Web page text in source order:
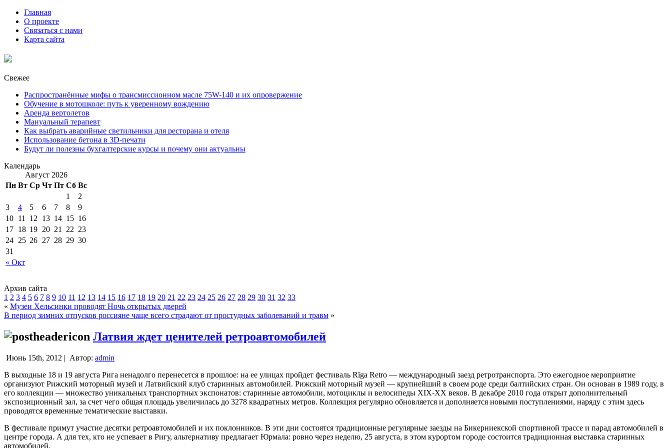
Главная
О проекте
Связаться с нами
Карта сайта
Свежее
Распространённые мифы о трансмиссионном масле 75W-140 и их опровержение
Обучение в мотошколе: путь к уверенному вождению
Аренда вертолетов
Мануальный терапевт
Как выбрать аварийные светильники для ресторана и отеля
Использование бетона в 3D-печати
Будут ли полезны бухгалтерские курсы и почему они актуальны
Календарь
Август 2026
Пн Вт Ср Чт Пт Сб Вс
« Окт
1
2
3
4 5 6 7 8
9
10 11 12 13 14 15 16
17 18 19 20 21 22 23
24 25 26 27 28 29 30
31
Архив сайта
1 2 3 4 5 6 7 8 9 10 11 12 13 14 15 16 17 18 19 20 21 22 23 24 25 26 27 28 29 30 31 32 33
« Музеи Хельсинки проводят Ночь открытых дверей
В период зимних отпусков россияне чаще всего страдают от простудных заболеваний и травм »
Латвия ждет ценителей ретроавтомобилей
Июнь 15th, 2012 | Автор: admin
В выходные 18 и 19 августа Рига ненадолго перенесется в прошлое: на ее улицах пройдет фестиваль Rīga Retro — международный заезд ретротранспорта. Это ежегодное мероприятие
организуют Рижский моторный музей и Латвийский клуб старинных автомобилей. Рижский моторный музей — крупнейший в своем роде среди балтийских стран. Он основан в 1989 году, в
его коллекции — множество уникальных транспортных экспонатов: старинные автомобили, мотоциклы и велосипеды XIX-XX веков. В декабре 2010 года открыт дополнительный
экспозиционный зал, за счет чего общая площадь увеличилась до 3278 квадратных метров. Коллекция регулярно обновляется и дополняется новыми поступлениями, наряду с этим здесь
проводятся временные тематические выставки.
В фестивале примут участие десятки ретроавтомобилей и их поклонников. В эти дни состоятся традиционные регулярные заезды на Бикерниекской спортивной трассе и парад автомобилей в
центре города. А для тех, кто не успевает в Ригу, альтернативу предлагает Юрмала: ровно через неделю, 25 августа, в этом курортом городе состоится традиционная выставка старинных
автомобилей.